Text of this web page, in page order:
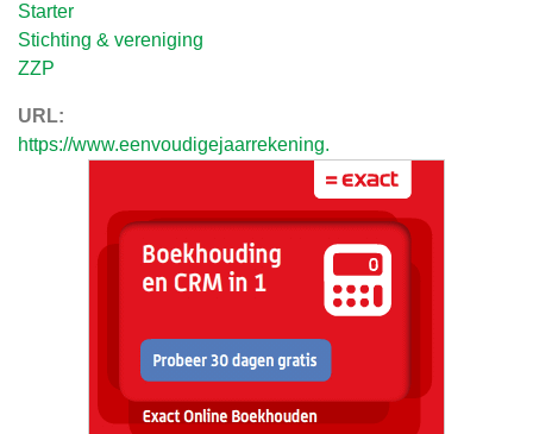
Starter
Stichting & vereniging
ZZP
URL:
https://www.eenvoudigejaarrekening.